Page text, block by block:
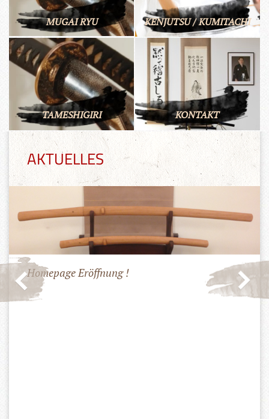
MUGAI RYU KENJUTSU / KUMITACHI
TAMESHIGIRI KONTAKT
AKTUELLES
Homepage Eröffnung !